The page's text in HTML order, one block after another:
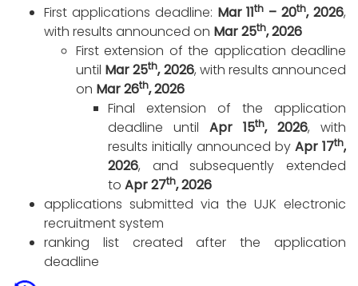
First applications deadline: Mar 11th – 20th, 2026,
with results announced on Mar 25th, 2026
First extension of the application deadline
until Mar 25th, 2026, with results announced
on Mar 26th, 2026
Final extension of the application
deadline until Apr 15th, 2026, with
results initially announced by Apr 17th,
2026, and subsequently extended
to Apr 27th, 2026
applications submitted via the UJK electronic
recruitment system
ranking list created after the application
deadline